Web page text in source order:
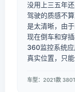
没用上三五年
驾驶的质感不
是太清晰，由
现在倒车和穿
360监控系统
真实位置，只
车型：2021款